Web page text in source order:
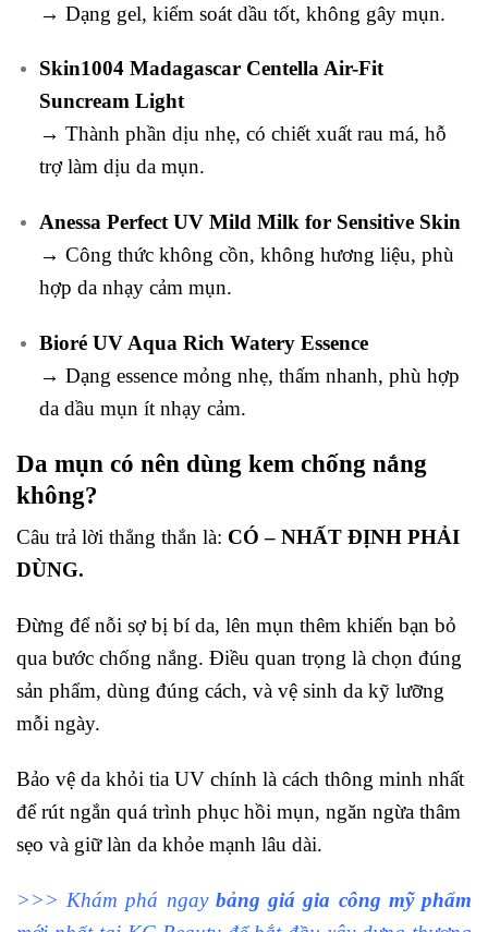
→ Dạng gel, kiểm soát dầu tốt, không gây mụn.
Skin1004 Madagascar Centella Air-Fit
Suncream Light
→ Thành phần dịu nhẹ, có chiết xuất rau má, hỗ
trợ làm dịu da mụn.
Anessa Perfect UV Mild Milk for Sensitive Skin
→ Công thức không cồn, không hương liệu, phù
hợp da nhạy cảm mụn.
Bioré UV Aqua Rich Watery Essence
→ Dạng essence mỏng nhẹ, thấm nhanh, phù hợp
da dầu mụn ít nhạy cảm.
Da mụn có nên dùng kem chống nắng
không?
Câu trả lời thẳng thắn là: CÓ – NHẤT ĐỊNH PHẢI
DÙNG.
Đừng để nỗi sợ bị bí da, lên mụn thêm khiến bạn bỏ
qua bước chống nắng. Điều quan trọng là chọn đúng
sản phẩm, dùng đúng cách, và vệ sinh da kỹ lưỡng
mỗi ngày.
Bảo vệ da khỏi tia UV chính là cách thông minh nhất
để rút ngắn quá trình phục hồi mụn, ngăn ngừa thâm
sẹo và giữ làn da khỏe mạnh lâu dài.
>>> Khám phá ngay bảng giá gia công mỹ phẩm